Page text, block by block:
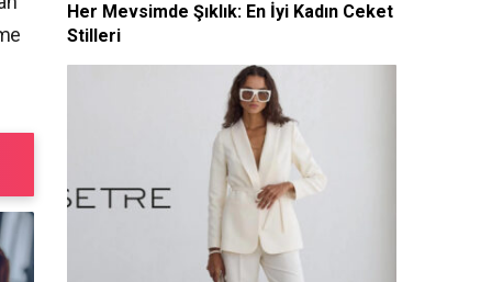
Her Mevsimde Şıklık: En İyi Kadın Ceket
Stilleri